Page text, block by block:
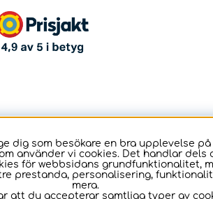
dig som besökare en bra upplevelse på
använder vi cookies. Det handlar dels
för webbsidans grundfunktionalitet,
prestanda, personalisering,
mera.
att du accepterar samtliga typer av